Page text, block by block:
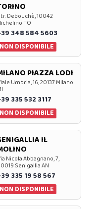
Debouchè, 10042
TO
348 584 5603
NON DISPONIBILE
PIAZZA LODI
Umbria, 16, 20137 Milano
335 532 3117
NON DISPONIBILE
IL
Nicola Abbagnano, 7,
Senigallia AN
335 19 58 567
NON DISPONIBILE